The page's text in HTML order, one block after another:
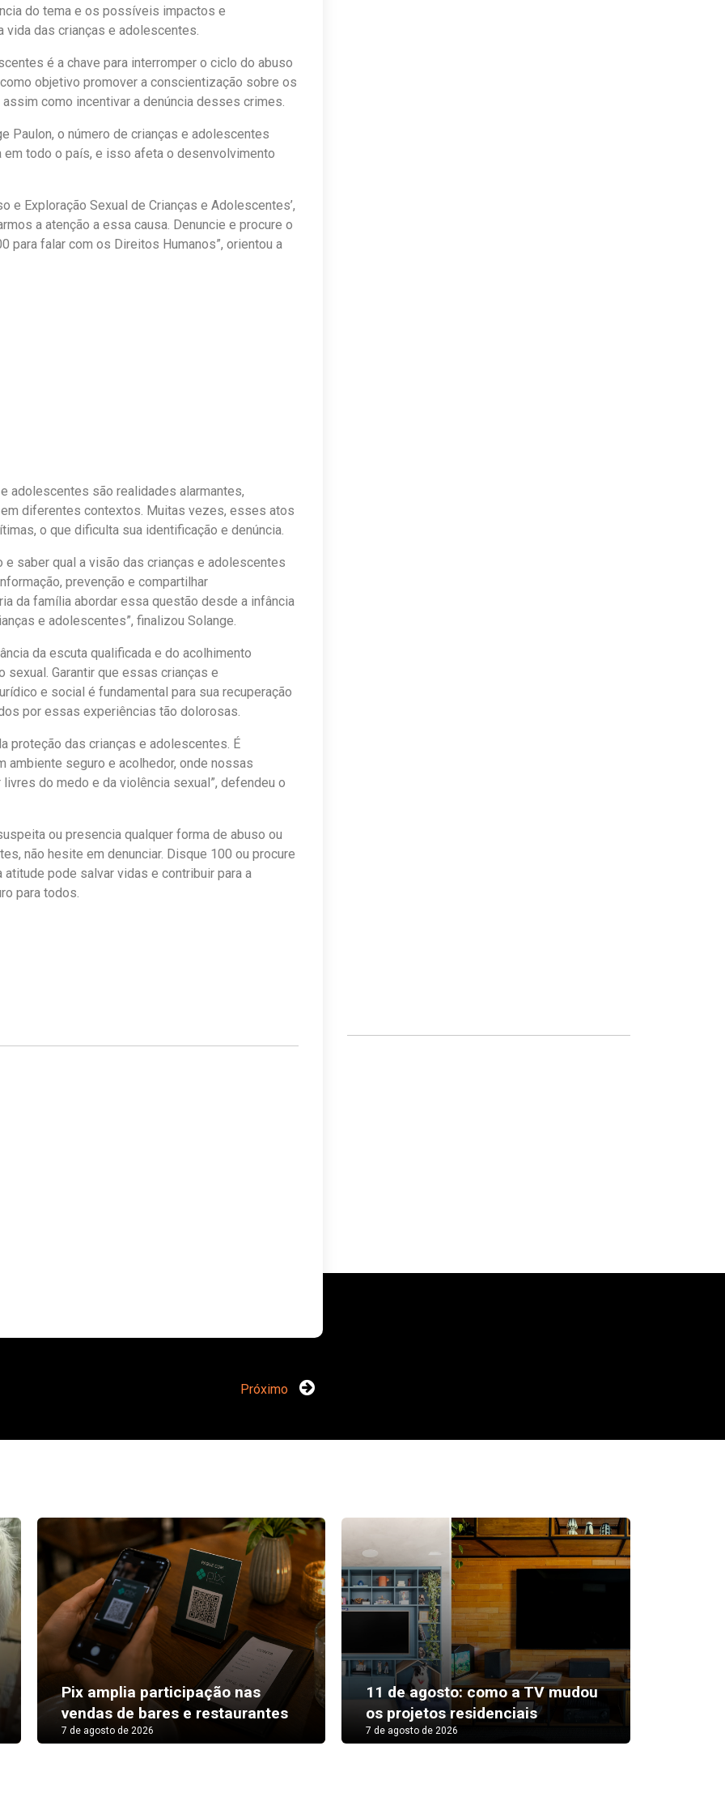
do tema e os possíveis impactos e
das crianças e adolescentes.
é a chave para interromper o ciclo do abuso
objetivo promover a conscientização sobre os
como incentivar a denúncia desses crimes.
Paulon, o número de crianças e adolescentes
todo o país, e isso afeta o desenvolvimento
e Exploração Sexual de Crianças e Adolescentes’,
a atenção a essa causa. Denuncie e procure o
para falar com os Direitos Humanos”, orientou a
adolescentes são realidades alarmantes,
diferentes contextos. Muitas vezes, esses atos
o que dificulta sua identificação e denúncia.
e saber qual a visão das crianças e adolescentes
prevenção e compartilhar
da família abordar essa questão desde a infância
e adolescentes”, finalizou Solange.
da escuta qualificada e do acolhimento
Garantir que essas crianças e
e social é fundamental para sua recuperação
por essas experiências tão dolorosas.
proteção das crianças e adolescentes. É
seguro e acolhedor, onde nossas
do medo e da violência sexual”, defendeu o
ou presencia qualquer forma de abuso ou
não hesite em denunciar. Disque 100 ou procure
pode salvar vidas e contribuir para a
para todos.
Próximo
Pix amplia participação nas
vendas de bares e restaurantes
7 de agosto de 2026
11 de agosto: como a TV mudou
os projetos residenciais
7 de agosto de 2026